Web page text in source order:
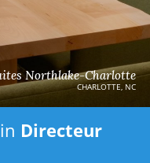
Northlake-Charlotte
CHARLOTTE, NC
Directeur